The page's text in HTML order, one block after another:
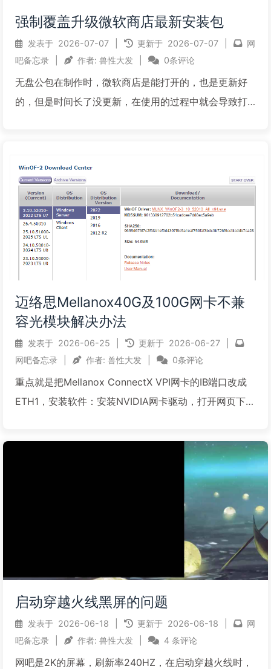
强制覆盖升级微软商店最新安装包
发表于 2026-07-07 更新于 2026-07-07
网
吧备忘录
作者: 兽性大发 0条评论
无盘公包在制作时，微软商店是能打开的，也是更新好
的，但是时间长了没更新，在使用的过程中就会导致打
阅读全文...
迈络思Mellanox40G及100G网卡不兼
容光模块解决办法
发表于 2026-06-25 更新于 2026-06-27
网吧备忘录
作者: 兽性大发 0条评论
重点就是把Mellanox ConnectX VPI网卡的IB端口改成
ETH1，安装软件：安装NVIDIA网卡驱动，打开网页下拉
缩包里 安装NVIDIA网卡驱动.rar2，安装MFT工具，下...
启动穿越火线黑屏的问题
发表于 2026-06-18 更新于 2026-06-18
网
吧备忘录
作者: 兽性大发 4 条评论
网吧是2K的屏幕，刷新率240HZ，在启动穿越火线时，